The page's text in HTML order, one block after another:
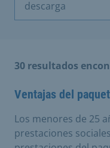
30 resultados
Ventajas del
Los menores de 25
prestaciones